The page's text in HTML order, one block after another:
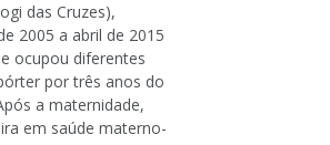
das Cruzes),
2005 a abril de 2015
ocupou diferentes
por três anos do
a maternidade,
em saúde materno-